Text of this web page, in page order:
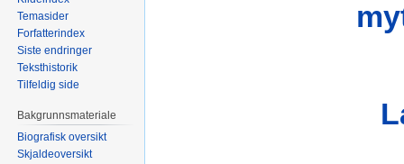
Temasider
Forfatterindex
Siste endringer
Teksthistorik
Tilfeldig side
Bakgrunnsmateriale
Biografisk oversikt
Skjaldeoversikt